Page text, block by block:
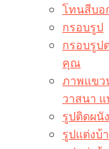
โทนสีบอ
กรอบรูป
กรอบรูป
คุณ
ภาพแขว
วาสนา
รูปติดผนั
รูปแต่งบ้